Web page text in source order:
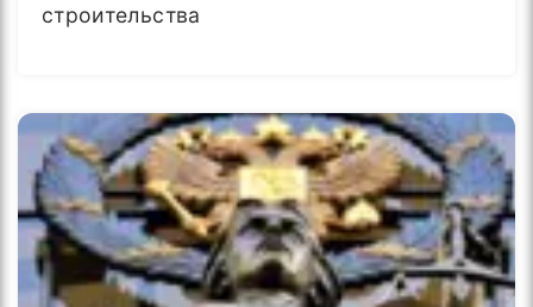
строительства